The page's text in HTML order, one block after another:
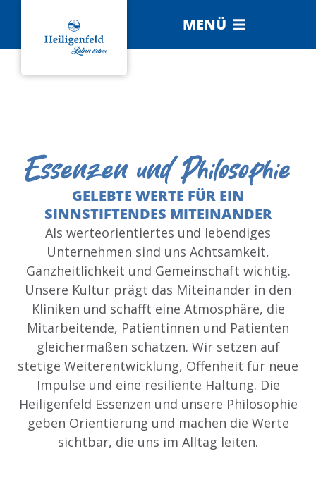
MENÜ
Essenzen und Philosophie
GELEBTE WERTE FÜR EIN
SINNSTIFTENDES MITEINANDER
Als werteorientiertes und lebendiges
Unternehmen sind uns Achtsamkeit,
Ganzheitlichkeit und Gemeinschaft wichtig.
Unsere Kultur prägt das Miteinander in den
Kliniken und schafft eine Atmosphäre, die
Mitarbeitende, Patientinnen und Patienten
gleichermaßen schätzen. Wir setzen auf
stetige Weiterentwicklung, Offenheit für neue
Impulse und eine resiliente Haltung. Die
Heiligenfeld Essenzen und unsere Philosophie
geben Orientierung und machen die Werte
sichtbar, die uns im Alltag leiten.